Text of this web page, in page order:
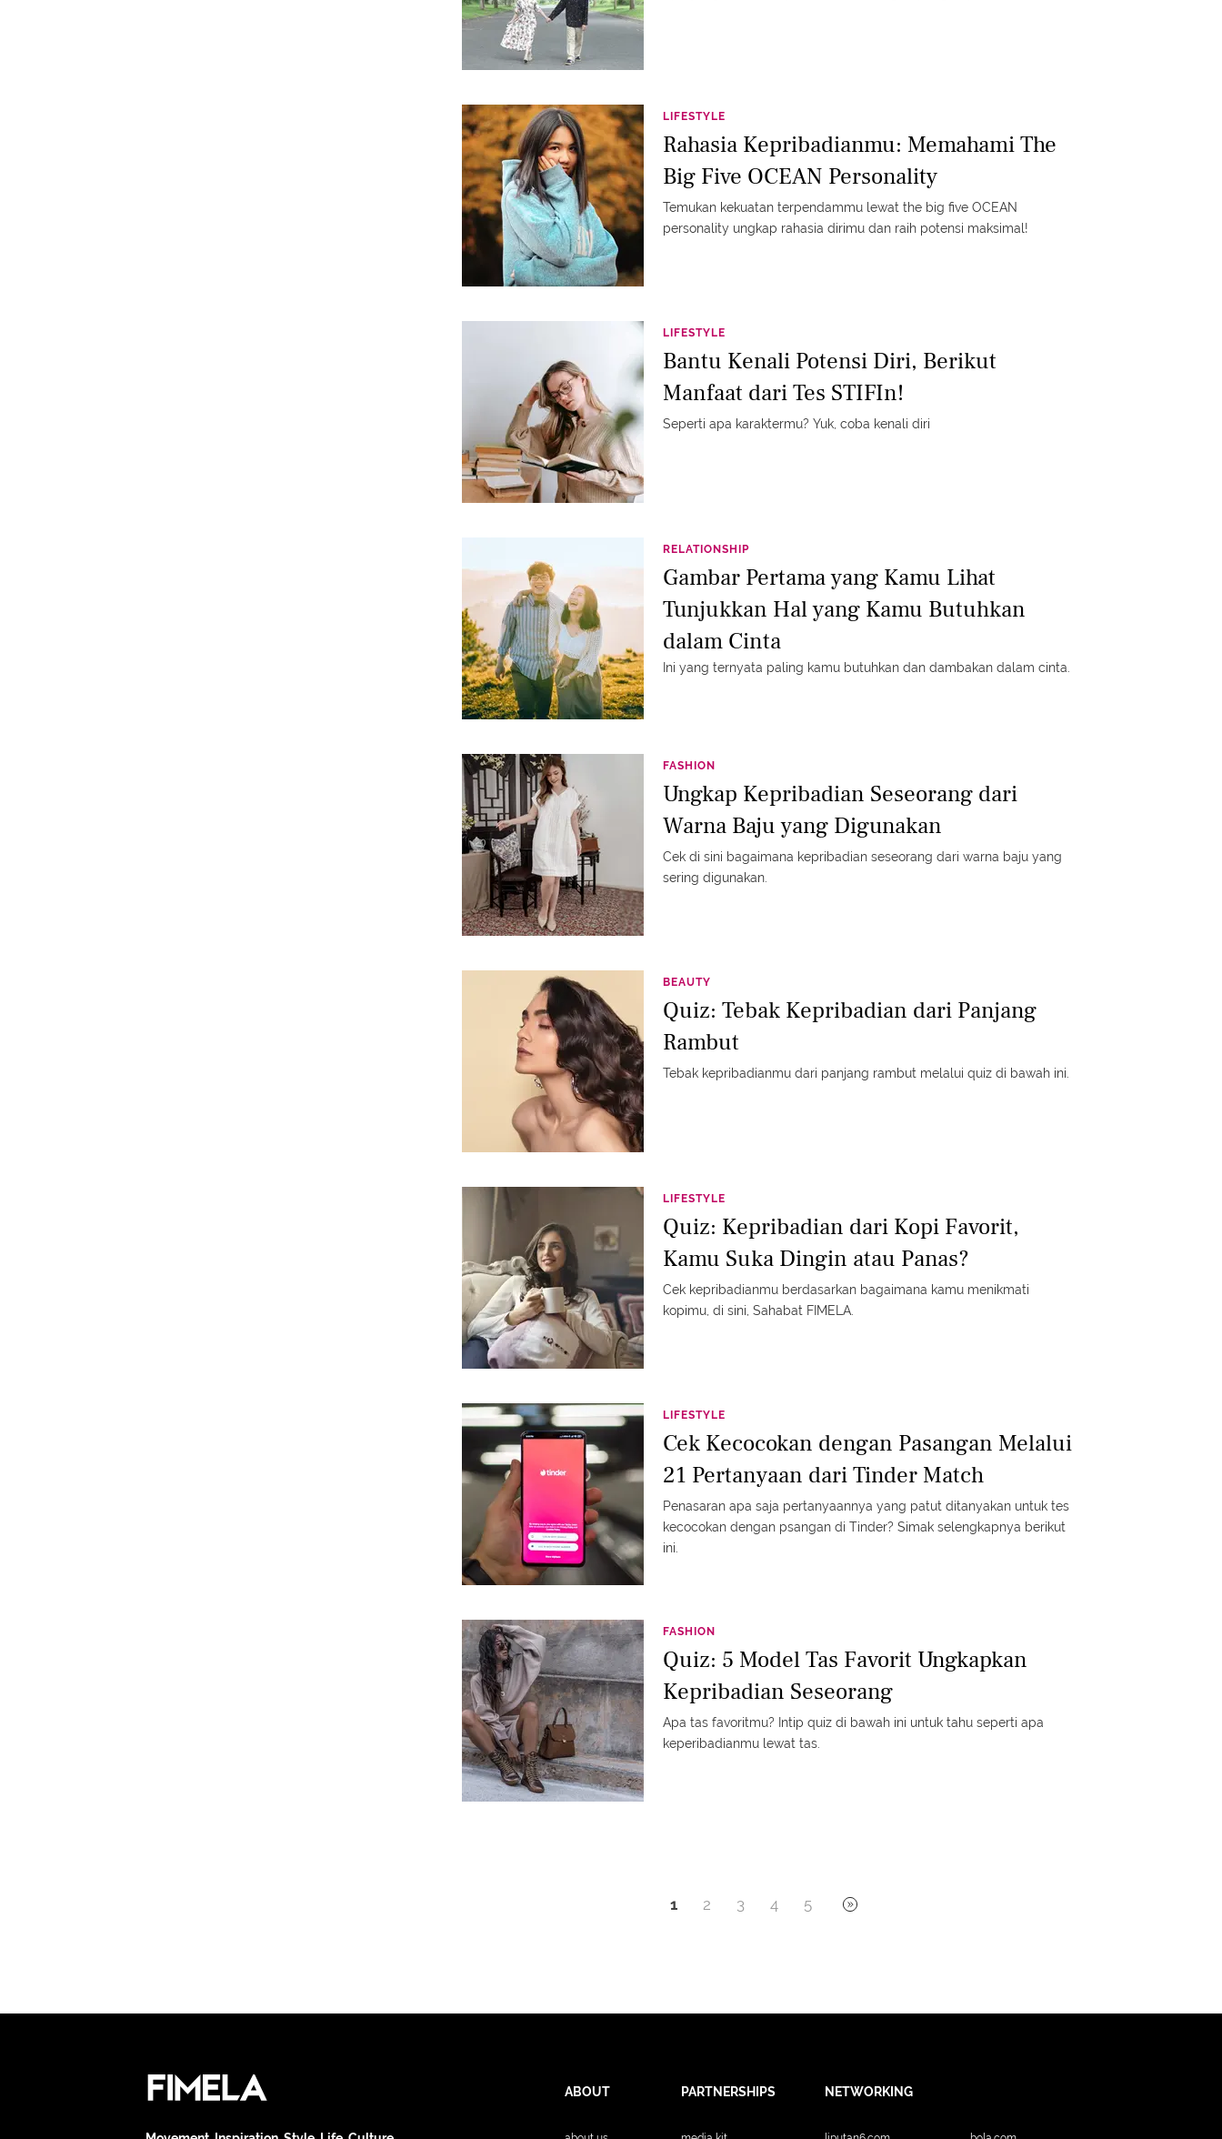
LIFESTYLE
Rahasia Kepribadianmu: Memahami The
Big Five OCEAN Personality
Temukan kekuatan terpendammu lewat the big five OCEAN
personality ungkap rahasia dirimu dan raih potensi maksimal!
LIFESTYLE
Bantu Kenali Potensi Diri, Berikut
Manfaat dari Tes STIFIn!
Seperti apa karaktermu? Yuk, coba kenali diri
RELATIONSHIP
Gambar Pertama yang Kamu Lihat
Tunjukkan Hal yang Kamu Butuhkan
dalam Cinta
Ini yang ternyata paling kamu butuhkan dan dambakan dalam cinta.
FASHION
Ungkap Kepribadian Seseorang dari
Warna Baju yang Digunakan
Cek di sini bagaimana kepribadian seseorang dari warna baju yang
sering digunakan.
BEAUTY
Quiz: Tebak Kepribadian dari Panjang
Rambut
Tebak kepribadianmu dari panjang rambut melalui quiz di bawah ini.
LIFESTYLE
Quiz: Kepribadian dari Kopi Favorit,
Kamu Suka Dingin atau Panas?
Cek kepribadianmu berdasarkan bagaimana kamu menikmati
kopimu, di sini, Sahabat FIMELA.
LIFESTYLE
Cek Kecocokan dengan Pasangan Melalui
21 Pertanyaan dari Tinder Match
Penasaran apa saja pertanyaannya yang patut ditanyakan untuk tes
kecocokan dengan psangan di Tinder? Simak selengkapnya berikut
ini.
FASHION
Quiz: 5 Model Tas Favorit Ungkapkan
Kepribadian Seseorang
Apa tas favoritmu? Intip quiz di bawah ini untuk tahu seperti apa
keperibadianmu lewat tas.
1 2 3 4 5
ABOUT PARTNERSHIPS NETWORKING